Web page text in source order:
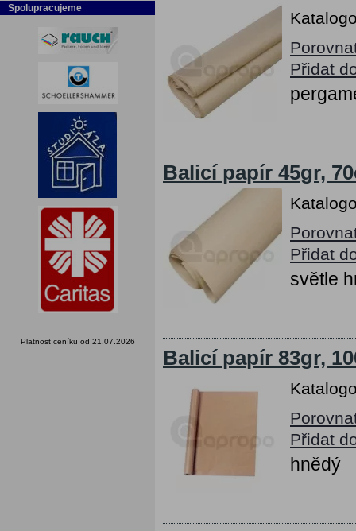
Spolupracujeme
Platnost ceníku od 21.07.2026
Přidat
Balicí papír 45gr,
Přidat
světle
Balicí papír 83gr,
Přidat
hnědý